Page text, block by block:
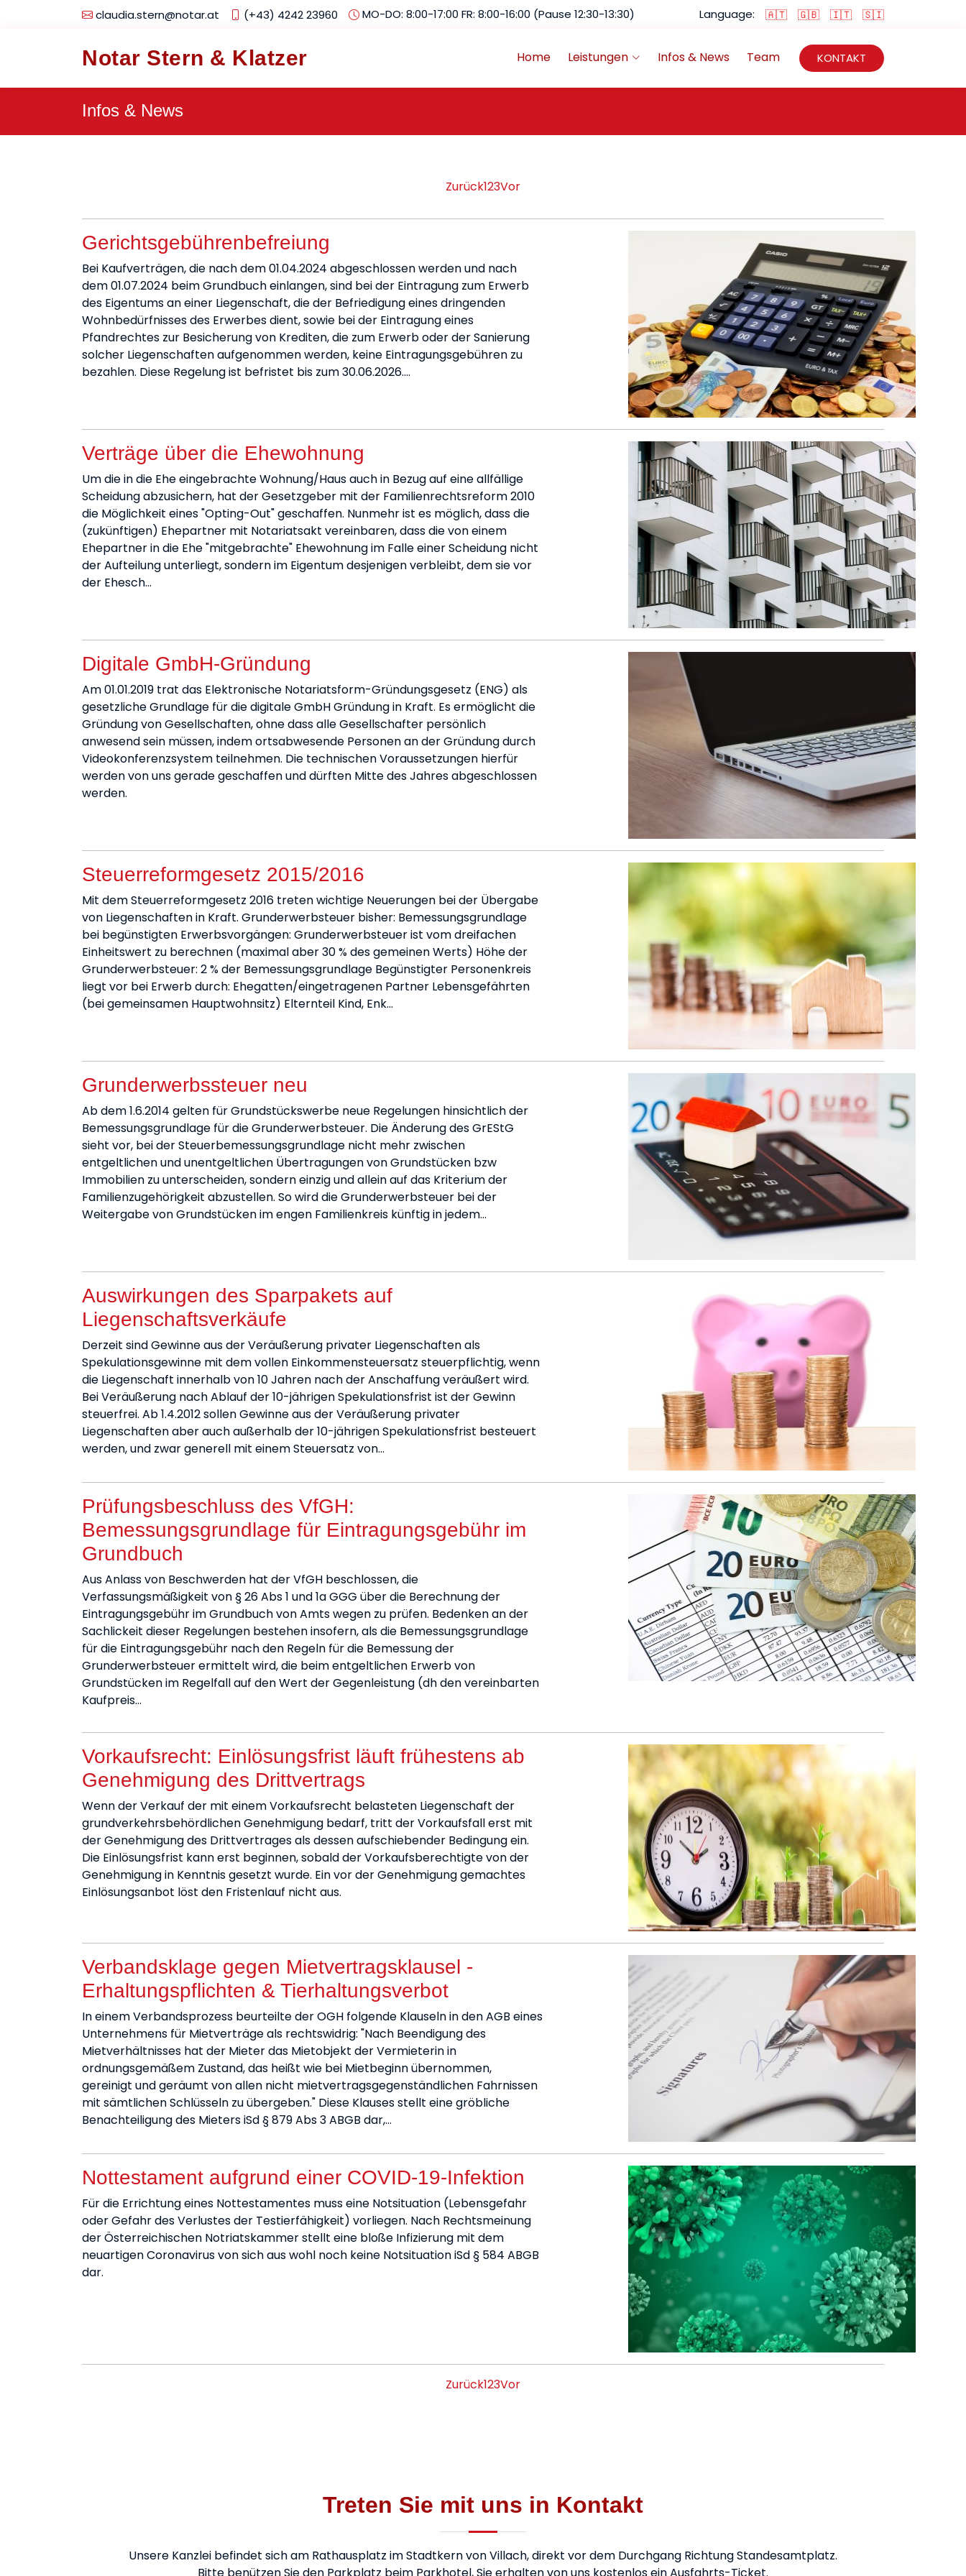
claudia.stern@notar.at (+43) 4242 23960 MO-DO: 8:00-17:00 FR: 8:00-16:00 (Pause 12:30-13:30) Language: 🇦🇹 🇬🇧 🇮🇹 🇸🇮
Notar Stern & Klatzer Home Leistungen Infos & News Team KONTAKT
Infos & News
Zurück123Vor
Gerichtsgebührenbefreiung
Bei Kaufverträgen, die nach dem 01.04.2024 abgeschlossen werden und nach
dem 01.07.2024 beim Grundbuch einlangen, sind bei der Eintragung zum Erwerb
des Eigentums an einer Liegenschaft, die der Befriedigung eines dringenden
Wohnbedürfnisses des Erwerbes dient, sowie bei der Eintragung eines
Pfandrechtes zur Besicherung von Krediten, die zum Erwerb oder der Sanierung
solcher Liegenschaften aufgenommen werden, keine Eintragungsgebühren zu
bezahlen. Diese Regelung ist befristet bis zum 30.06.2026.…
Verträge über die Ehewohnung
Um die in die Ehe eingebrachte Wohnung/Haus auch in Bezug auf eine allfällige
Scheidung abzusichern, hat der Gesetzgeber mit der Familienrechtsreform 2010
die Möglichkeit eines "Opting-Out" geschaffen. Nunmehr ist es möglich, dass die
(zukünftigen) Ehepartner mit Notariatsakt vereinbaren, dass die von einem
Ehepartner in die Ehe "mitgebrachte" Ehewohnung im Falle einer Scheidung nicht
der Aufteilung unterliegt, sondern im Eigentum desjenigen verbleibt, dem sie vor
der Ehesch…
Digitale GmbH-Gründung
Am 01.01.2019 trat das Elektronische Notariatsform-Gründungsgesetz (ENG) als
gesetzliche Grundlage für die digitale GmbH Gründung in Kraft. Es ermöglicht die
Gründung von Gesellschaften, ohne dass alle Gesellschafter persönlich
anwesend sein müssen, indem ortsabwesende Personen an der Gründung durch
Videokonferenzsystem teilnehmen. Die technischen Voraussetzungen hierfür
werden von uns gerade geschaffen und dürften Mitte des Jahres abgeschlossen
werden.
Steuerreformgesetz 2015/2016
Mit dem Steuerreformgesetz 2016 treten wichtige Neuerungen bei der Übergabe
von Liegenschaften in Kraft. Grunderwerbsteuer bisher: Bemessungsgrundlage
bei begünstigten Erwerbsvorgängen: Grunderwerbsteuer ist vom dreifachen
Einheitswert zu berechnen (maximal aber 30 % des gemeinen Werts) Höhe der
Grunderwerbsteuer: 2 % der Bemessungsgrundlage Begünstigter Personenkreis
liegt vor bei Erwerb durch: Ehegatten/eingetragenen Partner Lebensgefährten
(bei gemeinsamen Hauptwohnsitz) Elternteil Kind, Enk…
Grunderwerbssteuer neu
Ab dem 1.6.2014 gelten für Grundstückswerbe neue Regelungen hinsichtlich der
Bemessungsgrundlage für die Grunderwerbsteuer. Die Änderung des GrEStG
sieht vor, bei der Steuerbemessungsgrundlage nicht mehr zwischen
entgeltlichen und unentgeltlichen Übertragungen von Grundstücken bzw
Immobilien zu unterscheiden, sondern einzig und allein auf das Kriterium der
Familienzugehörigkeit abzustellen. So wird die Grunderwerbsteuer bei der
Weitergabe von Grundstücken im engen Familienkreis künftig in jedem…
Auswirkungen des Sparpakets auf
Liegenschaftsverkäufe
Derzeit sind Gewinne aus der Veräußerung privater Liegenschaften als
Spekulationsgewinne mit dem vollen Einkommensteuersatz steuerpflichtig, wenn
die Liegenschaft innerhalb von 10 Jahren nach der Anschaffung veräußert wird.
Bei Veräußerung nach Ablauf der 10-jährigen Spekulationsfrist ist der Gewinn
steuerfrei. Ab 1.4.2012 sollen Gewinne aus der Veräußerung privater
Liegenschaften aber auch außerhalb der 10-jährigen Spekulationsfrist besteuert
werden, und zwar generell mit einem Steuersatz von…
Prüfungsbeschluss des VfGH:
Bemessungsgrundlage für Eintragungsgebühr im
Grundbuch
Aus Anlass von Beschwerden hat der VfGH beschlossen, die
Verfassungsmäßigkeit von § 26 Abs 1 und 1a GGG über die Berechnung der
Eintragungsgebühr im Grundbuch von Amts wegen zu prüfen. Bedenken an der
Sachlickeit dieser Regelungen bestehen insofern, als die Bemessungsgrundlage
für die Eintragungsgebühr nach den Regeln für die Bemessung der
Grunderwerbsteuer ermittelt wird, die beim entgeltlichen Erwerb von
Grundstücken im Regelfall auf den Wert der Gegenleistung (dh den vereinbarten
Kaufpreis…
Vorkaufsrecht: Einlösungsfrist läuft frühestens ab
Genehmigung des Drittvertrags
Wenn der Verkauf der mit einem Vorkaufsrecht belasteten Liegenschaft der
grundverkehrsbehördlichen Genehmigung bedarf, tritt der Vorkaufsfall erst mit
der Genehmigung des Drittvertrages als dessen aufschiebender Bedingung ein.
Die Einlösungsfrist kann erst beginnen, sobald der Vorkaufsberechtigte von der
Genehmigung in Kenntnis gesetzt wurde. Ein vor der Genehmigung gemachtes
Einlösungsanbot löst den Fristenlauf nicht aus.
Verbandsklage gegen Mietvertragsklausel -
Erhaltungspflichten & Tierhaltungsverbot
In einem Verbandsprozess beurteilte der OGH folgende Klauseln in den AGB eines
Unternehmens für Mietverträge als rechtswidrig: "Nach Beendigung des
Mietverhältnisses hat der Mieter das Mietobjekt der Vermieterin in
ordnungsgemäßem Zustand, das heißt wie bei Mietbeginn übernommen,
gereinigt und geräumt von allen nicht mietvertragsgegenständlichen Fahrnissen
mit sämtlichen Schlüsseln zu übergeben." Diese Klauses stellt eine gröbliche
Benachteiligung des Mieters iSd § 879 Abs 3 ABGB dar,…
Nottestament aufgrund einer COVID-19-Infektion
Für die Errichtung eines Nottestamentes muss eine Notsituation (Lebensgefahr
oder Gefahr des Verlustes der Testierfähigkeit) vorliegen. Nach Rechtsmeinung
der Österreichischen Notriatskammer stellt eine bloße Infizierung mit dem
neuartigen Coronavirus von sich aus wohl noch keine Notsituation iSd § 584 ABGB
dar.
Zurück123Vor
Treten Sie mit uns in Kontakt
Unsere Kanzlei befindet sich am Rathausplatz im Stadtkern von Villach, direkt vor dem Durchgang Richtung Standesamtplatz.